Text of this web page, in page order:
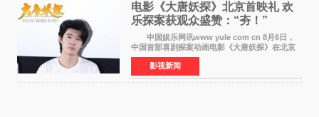
电影《大唐妖探》北京首映礼 欢
乐探案获观众盛赞：“夯！”
中国娱乐网讯www yule com cn 8月6日，
中国首部喜剧探案动画电影《大唐妖探》在北京
举办电影首映礼。导演程腾、联合导演黄珉、总
制片人曹紫建、制片人李莹莹，配音导演张喆，
对白指导程寅，领
影视新闻